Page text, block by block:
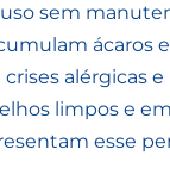
sem
ácaros
alérgicas
limpos e
esse